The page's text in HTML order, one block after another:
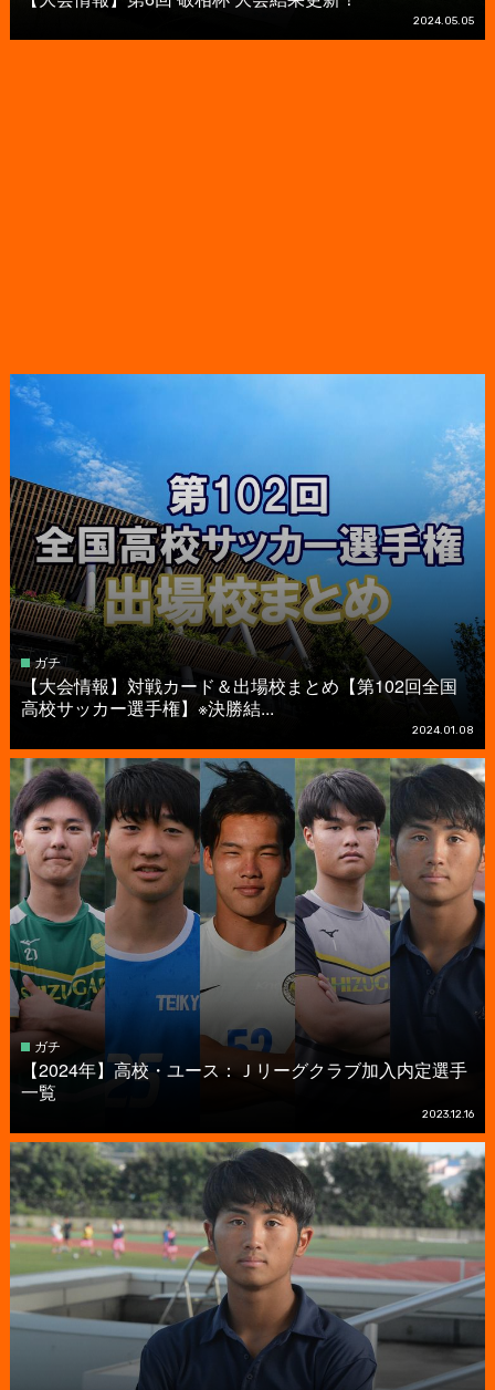
2024.05.05
ガチ
【大会情報】対戦カード＆出場校まとめ【第102回全国
高校サッカー選手権】※決勝結...
2024.01.08
ガチ
【2024年】高校・ユース：Ｊリーグクラブ加入内定選手
一覧
2023.12.16